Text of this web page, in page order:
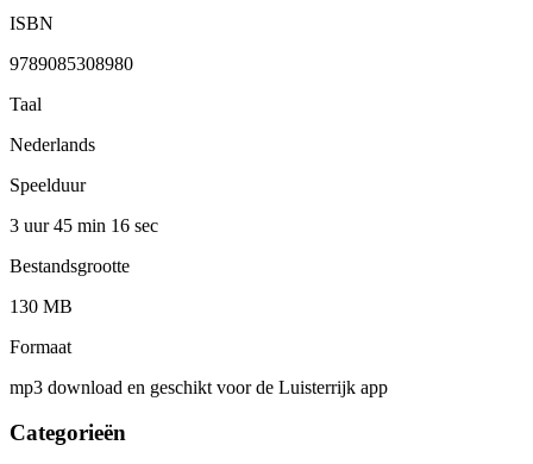
ISBN
9789085308980
Taal
Nederlands
Speelduur
3 uur 45 min 16 sec
Bestandsgrootte
130 MB
Formaat
mp3 download en geschikt voor de Luisterrijk app
Categorieën